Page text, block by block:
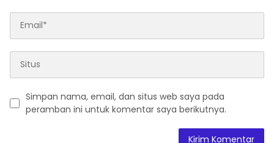
Simpan nama, email, dan situs web saya pada
peramban ini untuk komentar saya berikutnya.